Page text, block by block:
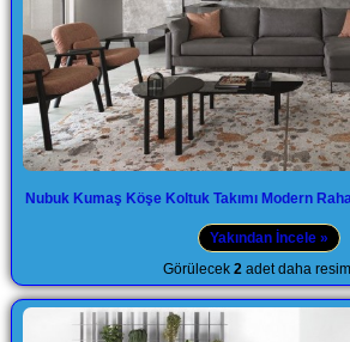
Nubuk Kumaş Köşe Koltuk Takımı Modern
Yakından İncele »
Görülecek2 adet daha